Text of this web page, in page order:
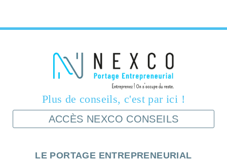
Plus de conseils, c'est par ici !
ACCÈS NEXCO CONSEILS
LE PORTAGE ENTREPRENEURIAL